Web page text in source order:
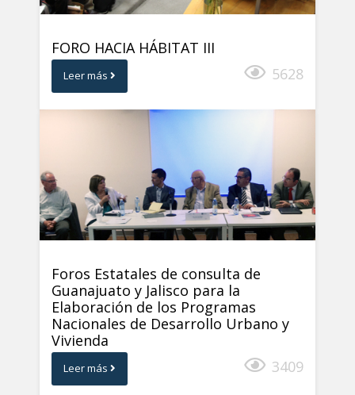
FORO HACIA HÁBITAT III
Leer más 5628
Foros Estatales de consulta de
Guanajuato y Jalisco para la
Elaboración de los Programas
Nacionales de Desarrollo Urbano y
Vivienda
Leer más 3409